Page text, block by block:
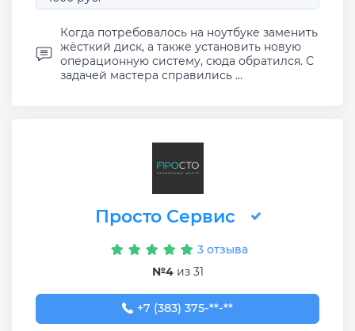
Когда потребовалось на ноутбуке заменить
жёсткий диск, а также установить новую
операционную систему, сюда обратился. С
задачей мастера справились ...
Просто Сервис
3 отзыва
№4из 31
+7 (383) 375-21-08
+7 (383) 375-**-**